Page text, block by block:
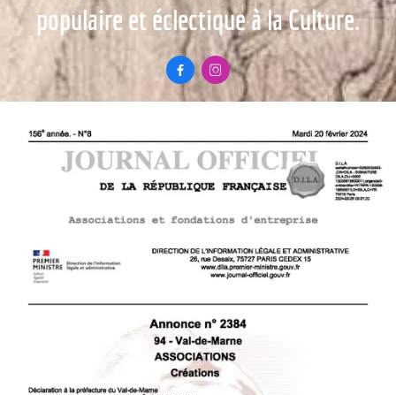
populaire et éclectique à la Culture.
 